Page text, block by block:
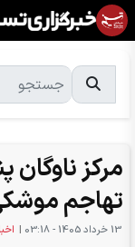
مرکز ناوگان
تهاجم
13 خرداد 1405 - 03:18 |